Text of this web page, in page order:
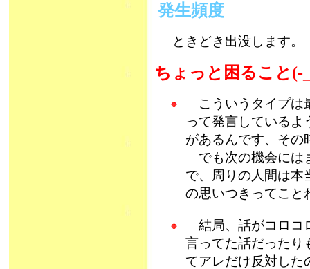
発生頻度
ときどき出没します。
ちょっと困るこ
こういうタイプは
って発言している
があるんです、そ
でも次の機会には
で、周りの人間は本
の思いつきってこ
結局、話がコロコ
言ってた話だったり
てアレだけ反対し